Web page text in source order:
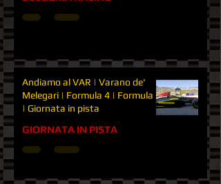
Andiamo al VAR | Varano de'
Melegari | Formula 4 | Formula 3
| Giornata in pista
GIORNATA IN PISTA